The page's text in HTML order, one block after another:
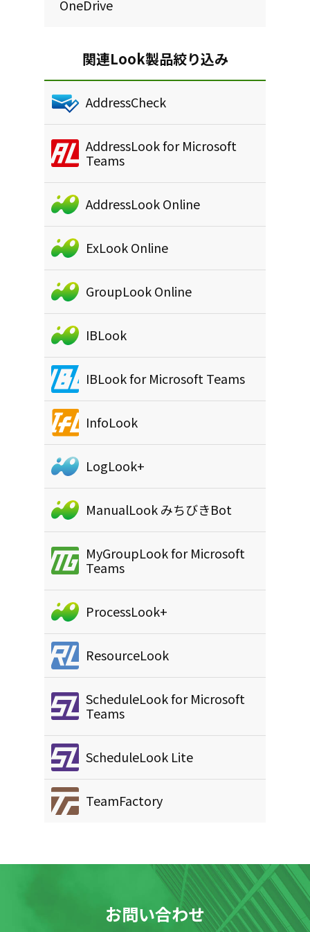
OneDrive
関連Look製品絞り込み
AddressCheck
AddressLook for Microsoft
Teams
AddressLook Online
ExLook Online
GroupLook Online
IBLook
IBLook for Microsoft Teams
InfoLook
LogLook+
ManualLook みちびきBot
MyGroupLook for Microsoft
Teams
ProcessLook+
ResourceLook
ScheduleLook for Microsoft
Teams
ScheduleLook Lite
TeamFactory
お問い合わせ